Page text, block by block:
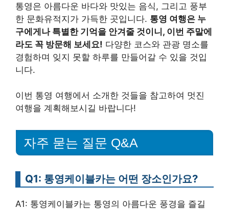
통영은 아름다운 바다와 맛있는 음식, 그리고 풍부
한 문화유적지가 가득한 곳입니다. 통영 여행은 누
구에게나 특별한 기억을 안겨줄 것이니, 이번 주말에
라도 꼭 방문해 보세요! 다양한 코스와 관광 명소를
경험하며 잊지 못할 하루를 만들어갈 수 있을 것입
니다.
이번 통영 여행에서 소개한 것들을 참고하여 멋진
여행을 계획해보시길 바랍니다!
자주 묻는 질문 Q&A
Q1: 통영케이블카는 어떤 장소인가요?
A1: 통영케이블카는 통영의 아름다운 풍경을 즐길